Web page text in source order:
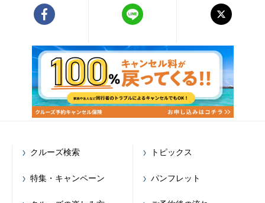
クルーズ検索
特集・キャンペーン
トピックス
パンフレット